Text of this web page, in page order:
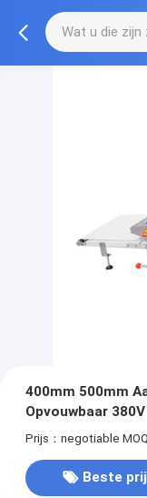
400mm 500mm
Opvouwbaar
Prijs：negotiable
Beste